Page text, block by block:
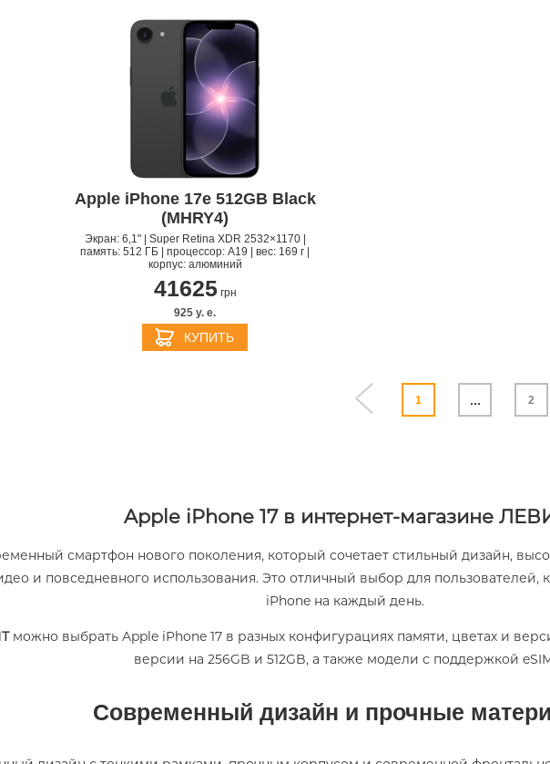
Apple iPhone 17e 512GB Black
(MHRY4)
Экран: 6,1" | Super Retina XDR 2532×1170 |
память: 512 ГБ | процессор: A19 | вес: 169 г |
корпус: алюминий
41625грн
925 y. e.
КУПИТЬ
1 ... 2
Apple iPhone 17 в интернет-магазине
смартфон нового поколения, который сочетает стильный дизайн,
и повседневного использования. Это отличный выбор для
iPhone на каждый день.
можно выбрать Apple iPhone 17 в разных конфигурациях памяти, цветах и
версии на 256GB и 512GB, а также модели с поддержкой
Современный дизайн и прочные